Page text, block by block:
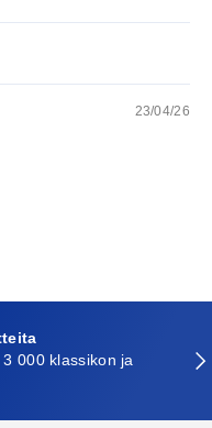
23/04/26
000 klassikon ja